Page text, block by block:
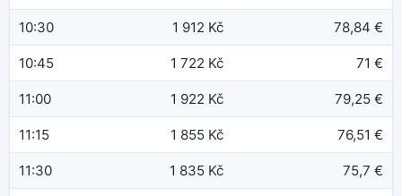
10:30 1 912 Kč 78,84 €
10:45 1 722 Kč 71 €
11:00 1 922 Kč 79,25 €
11:15 1 855 Kč 76,51 €
11:30 1 835 Kč 75,7 €